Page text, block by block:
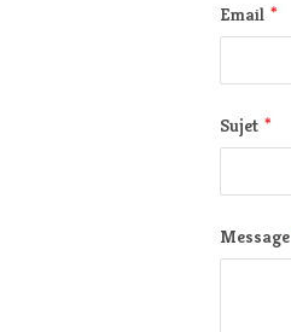
Email *
Sujet *
Message